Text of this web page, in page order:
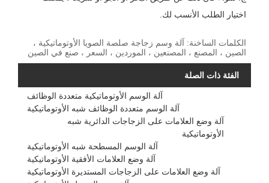
اختيار الطلب الأنسب لك.
الكلمات الساخنة: آلة وسم زجاجة صلصة الصويا الأوتوماتيكية ،
الصين ، المصنع ، المصنعين ، الموردين ، السعر ، صنع في الصين
الفئة ذات الصلة
آلة الوسم الأوتوماتيكية متعددة الوظائف
آلة الوسم متعددة الوظائف شبه الأوتوماتيكية
آلة وضع العلامات على الزجاجات الدائرية شبه
الأوتوماتيكية
آلة الوسم المسطحة شبه الأوتوماتيكية
آلة وضع العلامات الأفقية الأوتوماتيكية
آلة وضع العلامات على الزجاجات المستديرة الأوتوماتيكية